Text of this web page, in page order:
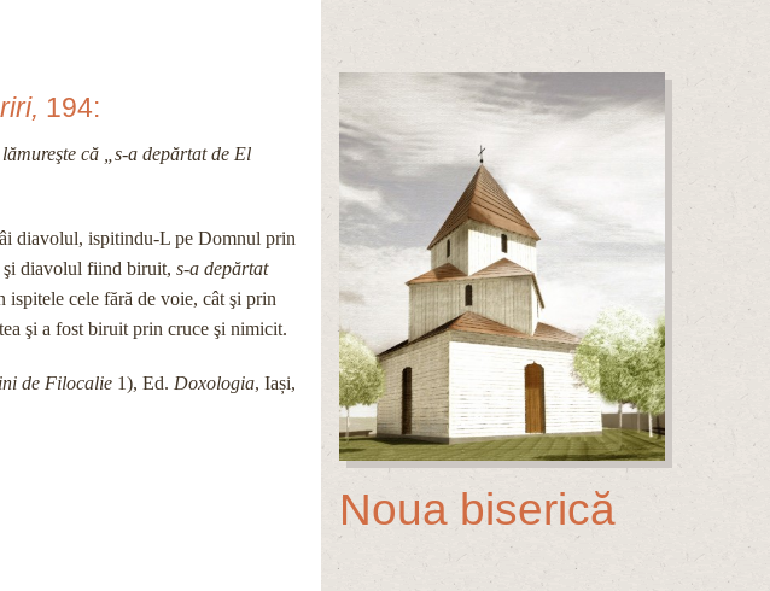
194:
că „s-a depărtat de El
diavolul, ispitindu-L pe Domnul prin
şi diavolul fiind biruit, s-a depărtat
cele fără de voie, cât şi prin
şi a fost biruit prin cruce şi nimicit.
de Filocalie 1), Ed. Doxologia, Iași,
Noua biserică